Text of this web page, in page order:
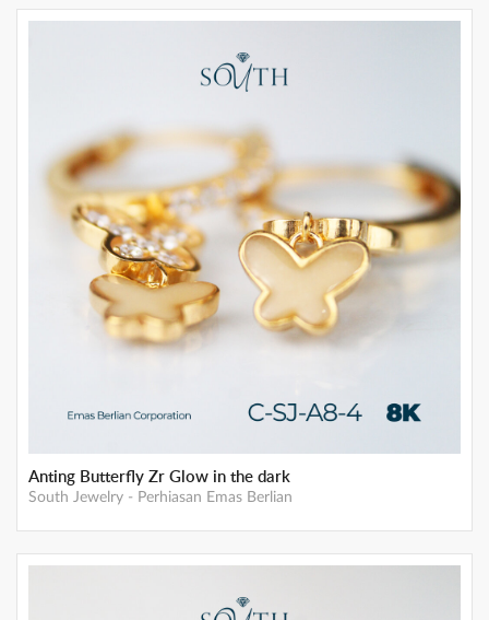
Anting Butterfly Zr Glow in the dark
South Jewelry - Perhiasan Emas Berlian